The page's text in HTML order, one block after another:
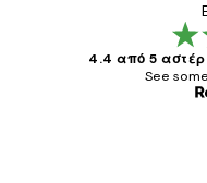
4.4 από 5
See